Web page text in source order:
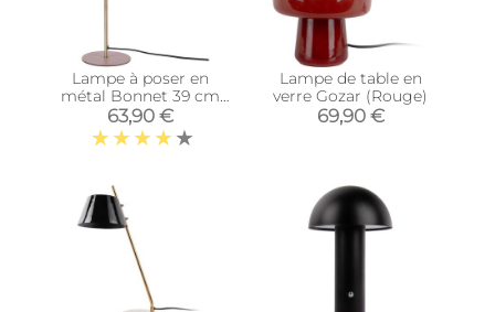
Lampe à poser en
métal Bonnet 39 cm
(Rose)
63,90 €
Lampe de table en
verre Gozar (Rouge)
69,90 €